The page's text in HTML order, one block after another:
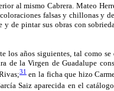
al mismo Cabrera. Mateo
falsas y chillonas y
de pintar sus obras con
los años siguientes, tal como
de la Virgen de Guadalupe
31en la ficha que hizo
Saiz aparecida en el